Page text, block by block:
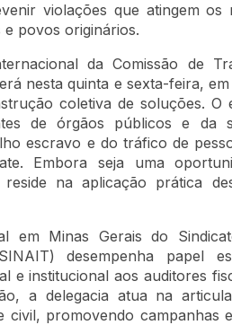
violações que atingem
povos originários.
da Comissão de
nesta quinta e sexta-feira,
coletiva de soluções. O
de órgãos públicos e da
escravo e do tráfico de
Embora seja uma
reside na aplicação prática
em Minas Gerais do
desempenha papel
e institucional aos auditores
a delegacia atua na
civil, promovendo campanhas